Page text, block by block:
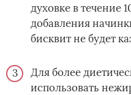
духовке в течение
добавления
бисквит не будет
Для более
использовать